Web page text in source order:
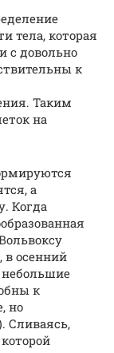
тела, которая
с довольно
к
Таким
на
а
Когда
в осенний
к
но
Сливаясь,